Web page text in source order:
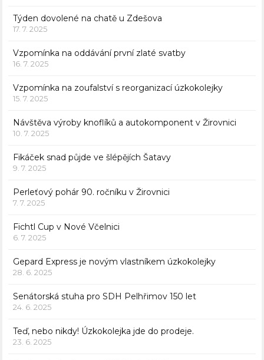
Týden dovolené na chatě u Zdešova
17. 7. 2025
Vzpomínka na oddávání první zlaté svatby
16. 7. 2025
Vzpomínka na zoufalství s reorganizací úzkokolejky
15. 7. 2025
Návštěva výroby knoflíků a autokomponent v Žirovnici
10. 7. 2025
Fikáček snad půjde ve šlépějích Šatavy
9. 7. 2025
Perleťový pohár 90. ročníku v Žirovnici
7. 7. 2025
Fichtl Cup v Nové Včelnici
6. 7. 2025
Gepard Express je novým vlastníkem úzkokolejky
28. 6. 2025
Senátorská stuha pro SDH Pelhřimov 150 let
24. 6. 2025
Teď, nebo nikdy! Úzkokolejka jde do prodeje.
23. 6. 2025